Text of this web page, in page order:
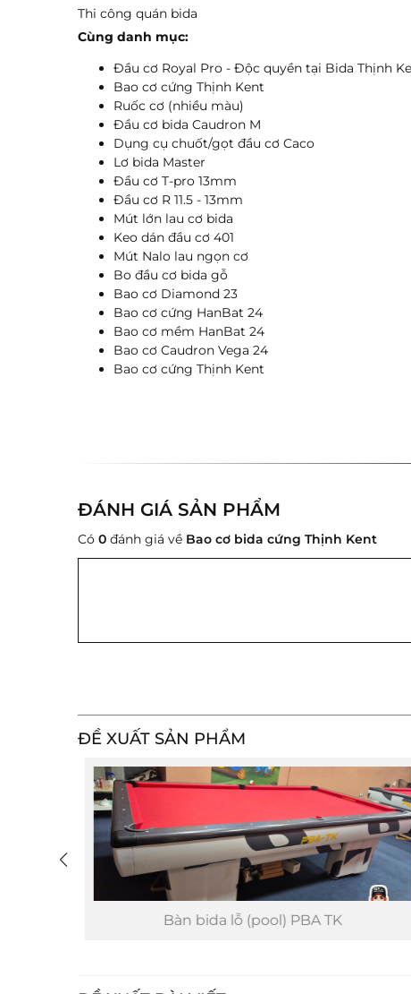
Thi công quán bida
Cùng danh mục:
Đầu cơ Royal Pro - Độc quyền tại Bida Thịnh
Bao cơ cứng Thịnh Kent
Ruốc cơ (nhiều màu)
Đầu cơ bida Caudron M
Dụng cụ chuốt/gọt đầu cơ Caco
Lơ bida Master
Đầu cơ T-pro 13mm
Đầu cơ R 11.5 - 13mm
Mút lớn lau cơ bida
Keo dán đầu cơ 401
Mút Nalo lau ngọn cơ
Bo đầu cơ bida gỗ
Bao cơ Diamond 23
Bao cơ cứng HanBat 24
Bao cơ mềm HanBat 24
Bao cơ Caudron Vega 24
Bao cơ cứng Thịnh Kent
ĐÁNH GIÁ SẢN PHẨM
Có 0 đánh giá về Bao cơ bida cứng Thịnh Kent
ĐỀ XUẤT SẢN PHẨM
Bàn bida lỗ (pool) PBA TK